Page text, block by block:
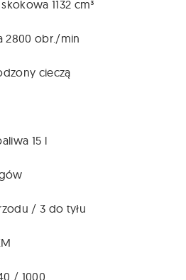
1132 cm³
2800 obr./min
cieczą
15 l
/ 3 do tyłu
/ 1000